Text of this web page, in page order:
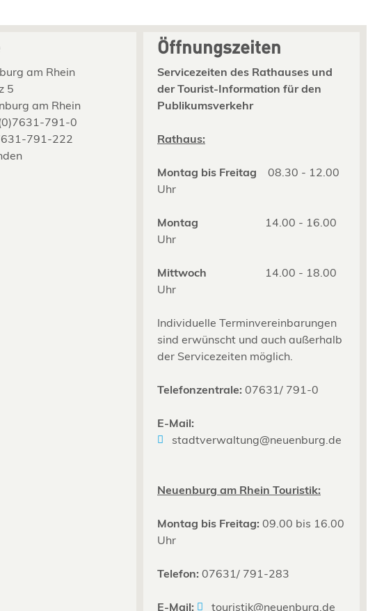
am Rhein
5
am Rhein
791-0
791-222
Öffnungszeiten
Servicezeiten des Rathauses und
der Tourist-Information für den
Publikumsverkehr
Rathaus:
Montag bis Freitag 08.30 - 12.00
Uhr
Montag
14.00 - 16.00
Uhr
Mittwoch
14.00 - 18.00
Uhr
Individuelle Terminvereinbarungen
sind erwünscht und auch außerhalb
der Servicezeiten möglich.
Telefonzentrale: 07631/ 791-0
E-Mail:
stadtverwaltung@neuenburg.de
Neuenburg am Rhein Touristik:
Montag bis Freitag: 09.00 bis 16.00
Uhr
Telefon: 07631/ 791-283
E-Mail: touristik@neuenburg.de